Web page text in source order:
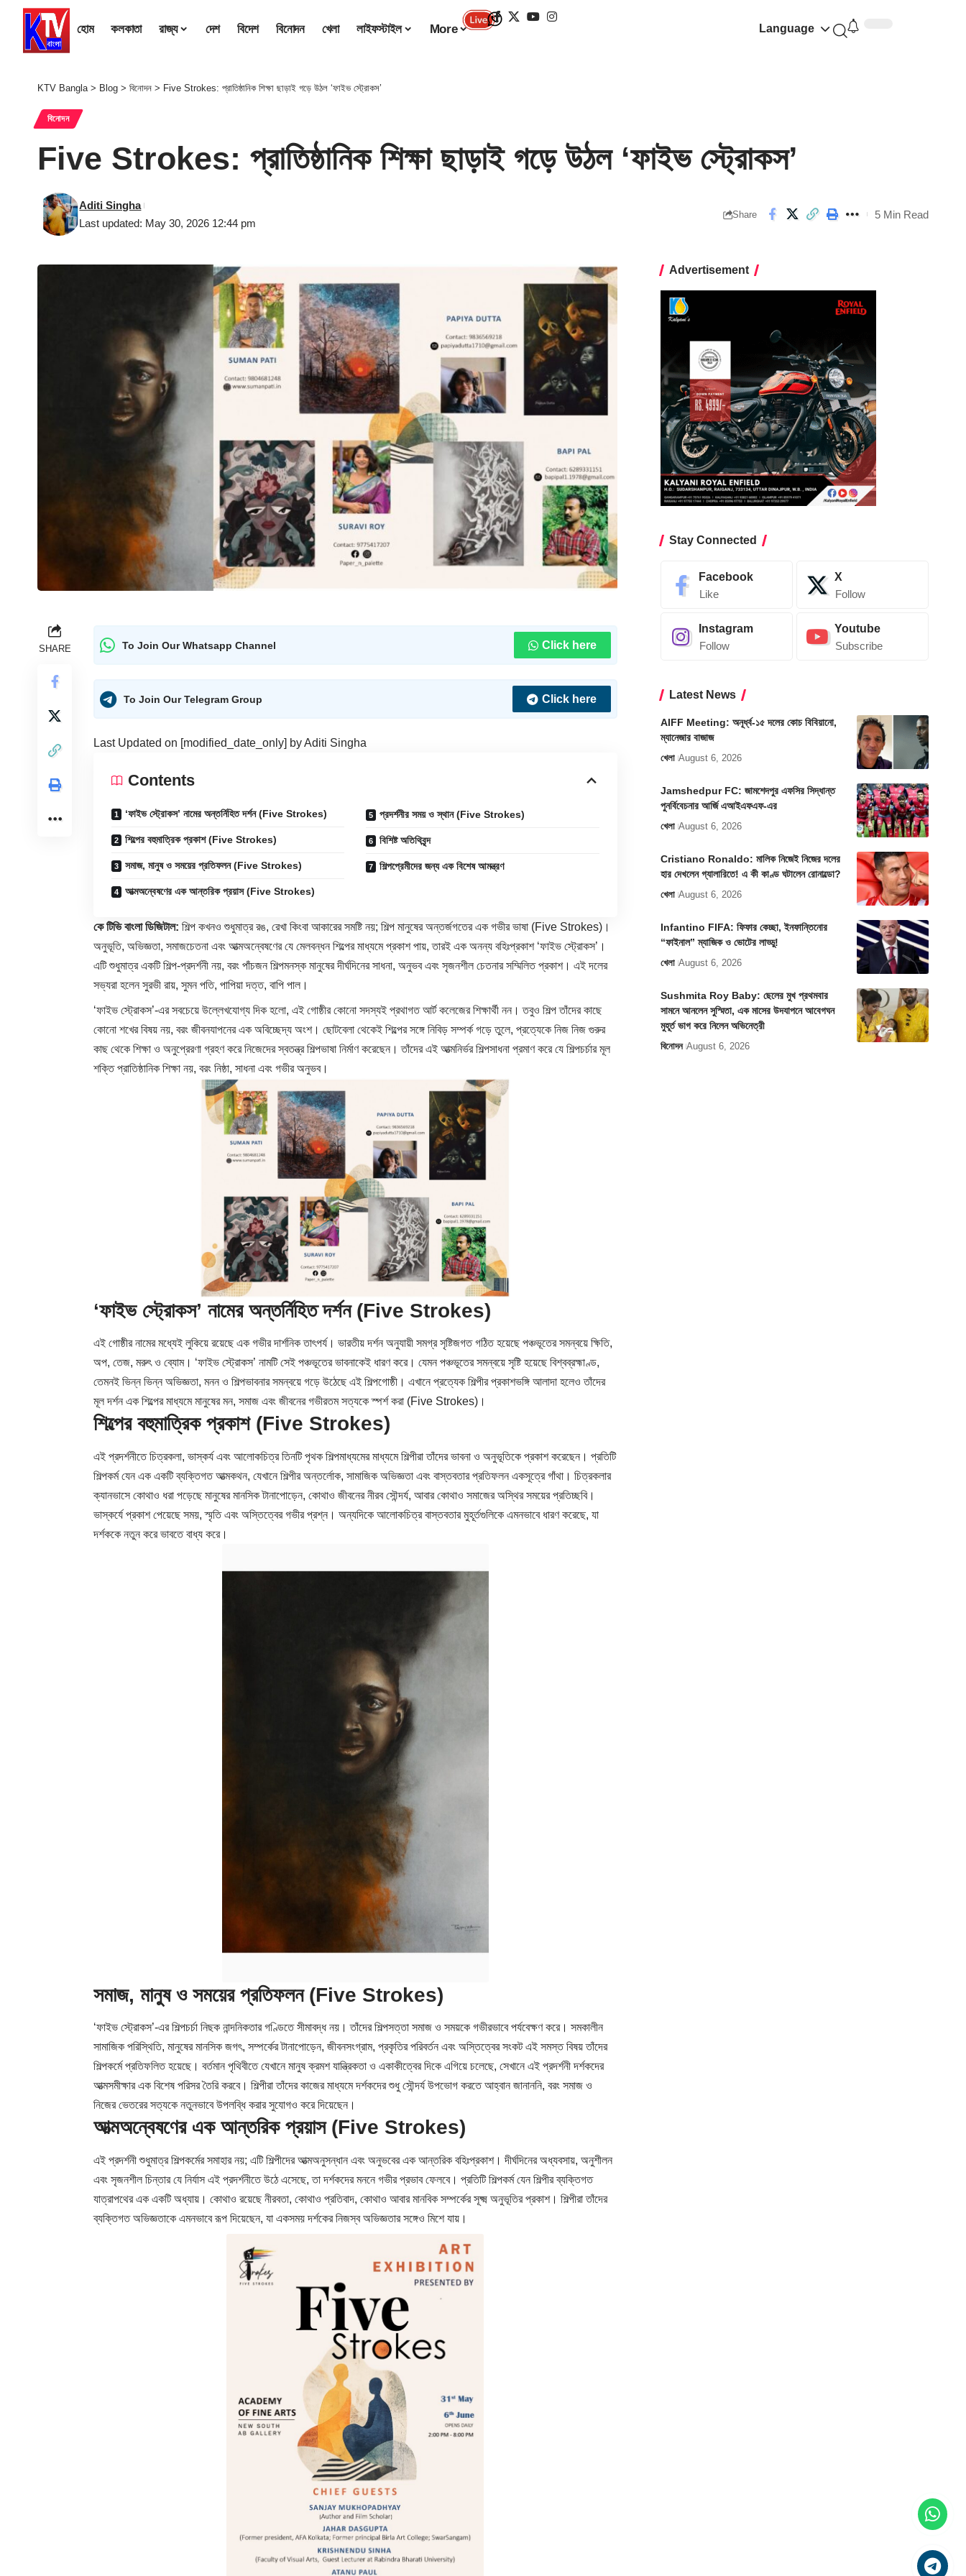
হোম কলকাতা রাজ্য দেশ বিদেশ বিনোদন খেলা লাইফস্টাইল More Language
KTV Bangla> Blog > বিনোদন > Five Strokes: প্রাতিষ্ঠানিক শিক্ষা ছাড়াই গড়ে উঠল ‘ফাইভ স্ট্রোকস’
বিনোদন
Five Strokes: প্রাতিষ্ঠানিক শিক্ষা ছাড়াই গড়ে উঠল ‘ফাইভ স্ট্রোকস’
Last updated: May 30, 2026 12:44 pm
Aditi Singha
Share 5 Min Read
SHARE To Join Our Whatsapp Channel Click here
To Join Our Telegram Group Click here
Last Updated on [modified_date_only] byAditi Singha
Contents
‘ফাইভ স্ট্রোকস’ নামের অন্তর্নিহিত দর্শন (Five Strokes)
শিল্পের বহুমাত্রিক প্রকাশ (Five Strokes)
সমাজ, মানুষ ও সময়ের প্রতিফলন (Five Strokes)
আত্মঅন্বেষণের এক আন্তরিক প্রয়াস (Five Strokes)
প্রদর্শনীর সময় ও স্থান (Five Strokes)
বিশিষ্ট অতিথিবৃন্দ
শিল্পপ্রেমীদের জন্য এক বিশেষ আমন্ত্রণ
কে টিভি বাংলা ডিজিটাল: শিল্প কখনও শুধুমাত্র রঙ, রেখা কিংবা আকারের সমষ্টি নয়; শিল্প মানুষের অন্তর্জগতের এক গভীর ভাষা (Five Strokes)।
অনুভূতি, অভিজ্ঞতা, সমাজচেতনা এবং আত্মঅন্বেষণের যে মেলবন্ধন শিল্পের মাধ্যমে প্রকাশ পায়, তারই এক অনন্য বহিঃপ্রকাশ ‘ফাইভ স্ট্রোকস’।
এটি শুধুমাত্র একটি শিল্প-প্রদর্শনী নয়, বরং পাঁচজন শিল্পমনস্ক মানুষের দীর্ঘদিনের সাধনা, অনুভব এবং সৃজনশীল চেতনার সম্মিলিত প্রকাশ। এই দলের
সভ্যরা হলেন সুরভী রায়, সুমন পতি, পাপিয়া দত্ত, বাপি পাল।
‘ফাইভ স্ট্রোকস’-এর সবচেয়ে উল্লেখযোগ্য দিক হলো, এই গোষ্ঠীর কোনো সদস্যই প্রথাগত আর্ট কলেজের শিক্ষার্থী নন। তবুও শিল্প তাঁদের কাছে
কোনো শখের বিষয় নয়, বরং জীবনযাপনের এক অবিচ্ছেদ্য অংশ। ছোটবেলা থেকেই শিল্পের সঙ্গে নিবিড় সম্পর্ক গড়ে তুলে, প্রত্যেকে নিজ নিজ গুরুর
কাছ থেকে শিক্ষা ও অনুপ্রেরণা গ্রহণ করে নিজেদের স্বতন্ত্র শিল্পভাষা নির্মাণ করেছেন। তাঁদের এই আত্মনির্ভর শিল্পসাধনা প্রমাণ করে যে শিল্পচর্চার মূল
শক্তি প্রাতিষ্ঠানিক শিক্ষা নয়, বরং নিষ্ঠা, সাধনা এবং গভীর অনুভব।
‘ফাইভ স্ট্রোকস’ নামের অন্তর্নিহিত দর্শন (Five Strokes)
এই গোষ্ঠীর নামের মধ্যেই লুকিয়ে রয়েছে এক গভীর দার্শনিক তাৎপর্য। ভারতীয় দর্শন অনুযায়ী সমগ্র সৃষ্টিজগত গঠিত হয়েছে পঞ্চভূতের সমন্বয়ে ক্ষিতি,
অপ, তেজ, মরুৎ ও ব্যোম। ‘ফাইভ স্ট্রোকস’ নামটি সেই পঞ্চভূতের ভাবনাকেই ধারণ করে। যেমন পঞ্চভূতের সমন্বয়ে সৃষ্টি হয়েছে বিশ্বব্রহ্মাণ্ড,
তেমনই ভিন্ন ভিন্ন অভিজ্ঞতা, মনন ও শিল্পভাবনার সমন্বয়ে গড়ে উঠেছে এই শিল্পগোষ্ঠী। এখানে প্রত্যেক শিল্পীর প্রকাশভঙ্গি আলাদা হলেও তাঁদের
মূল দর্শন এক শিল্পের মাধ্যমে মানুষের মন, সমাজ এবং জীবনের গভীরতম সত্যকে স্পর্শ করা (Five Strokes)।
শিল্পের বহুমাত্রিক প্রকাশ (Five Strokes)
এই প্রদর্শনীতে চিত্রকলা, ভাস্কর্য এবং আলোকচিত্র তিনটি পৃথক শিল্পমাধ্যমের মাধ্যমে শিল্পীরা তাঁদের ভাবনা ও অনুভূতিকে প্রকাশ করেছেন। প্রতিটি
শিল্পকর্ম যেন এক একটি ব্যক্তিগত আত্মকথন, যেখানে শিল্পীর অন্তর্লোক, সামাজিক অভিজ্ঞতা এবং বাস্তবতার প্রতিফলন একসূত্রে গাঁথা। চিত্রকলার
ক্যানভাসে কোথাও ধরা পড়েছে মানুষের মানসিক টানাপোড়েন, কোথাও জীবনের নীরব সৌন্দর্য, আবার কোথাও সমাজের অস্থির সময়ের প্রতিচ্ছবি।
ভাস্কর্যে প্রকাশ পেয়েছে সময়, স্মৃতি এবং অস্তিত্বের গভীর প্রশ্ন। অন্যদিকে আলোকচিত্র বাস্তবতার মুহূর্তগুলিকে এমনভাবে ধারণ করেছে, যা
দর্শককে নতুন করে ভাবতে বাধ্য করে।
সমাজ, মানুষ ও সময়ের প্রতিফলন (Five Strokes)
‘ফাইভ স্ট্রোকস’-এর শিল্পচর্চা নিছক নান্দনিকতার গণ্ডিতে সীমাবদ্ধ নয়। তাঁদের শিল্পসত্তা সমাজ ও সময়কে গভীরভাবে পর্যবেক্ষণ করে। সমকালীন
সামাজিক পরিস্থিতি, মানুষের মানসিক জগৎ, সম্পর্কের টানাপোড়েন, জীবনসংগ্রাম, প্রকৃতির পরিবর্তন এবং অস্তিত্বের সংকট এই সমস্ত বিষয় তাঁদের
শিল্পকর্মে প্রতিফলিত হয়েছে। বর্তমান পৃথিবীতে যেখানে মানুষ ক্রমশ যান্ত্রিকতা ও একাকীত্বের দিকে এগিয়ে চলেছে, সেখানে এই প্রদর্শনী দর্শকদের
আত্মসমীক্ষার এক বিশেষ পরিসর তৈরি করবে। শিল্পীরা তাঁদের কাজের মাধ্যমে দর্শকদের শুধু সৌন্দর্য উপভোগ করতে আহ্বান জানাননি, বরং সমাজ ও
নিজের ভেতরের সত্যকে নতুনভাবে উপলব্ধি করার সুযোগও করে দিয়েছেন।
আত্মঅন্বেষণের এক আন্তরিক প্রয়াস (Five Strokes)
এই প্রদর্শনী শুধুমাত্র শিল্পকর্মের সমাহার নয়; এটি শিল্পীদের আত্মঅনুসন্ধান এবং অনুভবের এক আন্তরিক বহিঃপ্রকাশ। দীর্ঘদিনের অধ্যবসায়, অনুশীলন
এবং সৃজনশীল চিন্তার যে নির্যাস এই প্রদর্শনীতে উঠে এসেছে, তা দর্শকদের মননে গভীর প্রভাব ফেলবে। প্রতিটি শিল্পকর্ম যেন শিল্পীর ব্যক্তিগত
যাত্রাপথের এক একটি অধ্যায়। কোথাও রয়েছে নীরবতা, কোথাও প্রতিবাদ, কোথাও আবার মানবিক সম্পর্কের সূক্ষ্ম অনুভূতির প্রকাশ। শিল্পীরা তাঁদের
ব্যক্তিগত অভিজ্ঞতাকে এমনভাবে রূপ দিয়েছেন, যা একসময় দর্শকের নিজস্ব অভিজ্ঞতার সঙ্গেও মিশে যায়।
Advertisement
Stay Connected
Facebook
Like
X
Follow
Instagram
Follow
Youtube
Subscribe
Latest News
AIFF Meeting: অনূর্ধ্ব-১৫ দলের কোচ বিবিয়ানো,
ম্যানেজার বাজাজ
খেলা August 6, 2026
Jamshedpur FC: জামশেদপুর এফসির সিদ্ধান্ত
পুনর্বিবেচনার আর্জি এআইএফএফ-এর
খেলা August 6, 2026
Cristiano Ronaldo: মালিক নিজেই নিজের দলের
হার দেখলেন গ্যালারিতে! এ কী কাণ্ড ঘটালেন রোনাল্ডো?
খেলা August 6, 2026
Infantino FIFA: ফিফার কেচ্ছা, ইনফান্তিনোর
“ফাইনাল” ম্যাজিক ও ভোটের লাড্ডু!
খেলা August 6, 2026
Sushmita Roy Baby: ছেলের মুখ প্রথমবার
সামনে আনলেন সুস্মিতা, এক মাসের উদযাপনে আবেগঘন
মুহূর্ত ভাগ করে নিলেন অভিনেত্রী
বিনোদন August 6, 2026